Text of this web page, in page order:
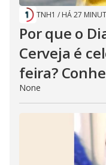
TNH1 / HÁ 27
Por que o
Cerveja é
feira?
None